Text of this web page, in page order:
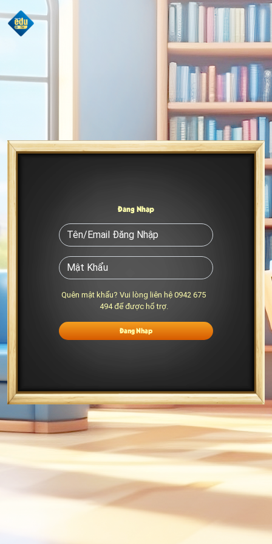
Đăng Nhập
Quên mật khẩu? Vui lòng liên hệ 0942 675
494 để được hổ trợ.
Đăng Nhập